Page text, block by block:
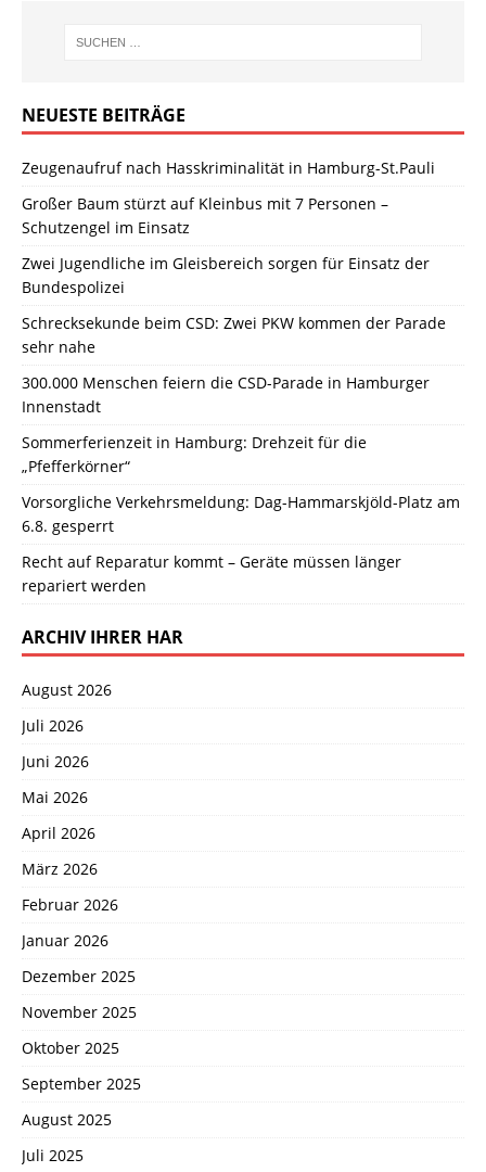
NEUESTE BEITRÄGE
Zeugenaufruf nach Hasskriminalität in Hamburg-St.Pauli
Großer Baum stürzt auf Kleinbus mit 7 Personen –
Schutzengel im Einsatz
Zwei Jugendliche im Gleisbereich sorgen für Einsatz der
Bundespolizei
Schrecksekunde beim CSD: Zwei PKW kommen der Parade
sehr nahe
300.000 Menschen feiern die CSD-Parade in Hamburger
Innenstadt
Sommerferienzeit in Hamburg: Drehzeit für die
„Pfefferkörner“
Vorsorgliche Verkehrsmeldung: Dag-Hammarskjöld-Platz am
6.8. gesperrt
Recht auf Reparatur kommt – Geräte müssen länger
repariert werden
ARCHIV IHRER HAR
August 2026
Juli 2026
Juni 2026
Mai 2026
April 2026
März 2026
Februar 2026
Januar 2026
Dezember 2025
November 2025
Oktober 2025
September 2025
August 2025
Juli 2025